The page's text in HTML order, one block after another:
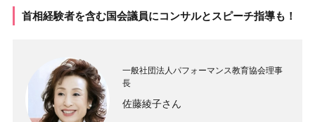
首相経験者を含む国会議員にコンサルとスピーチ指導も！
一般社団法人パフォーマンス教育協会理事
長
佐藤綾子さん